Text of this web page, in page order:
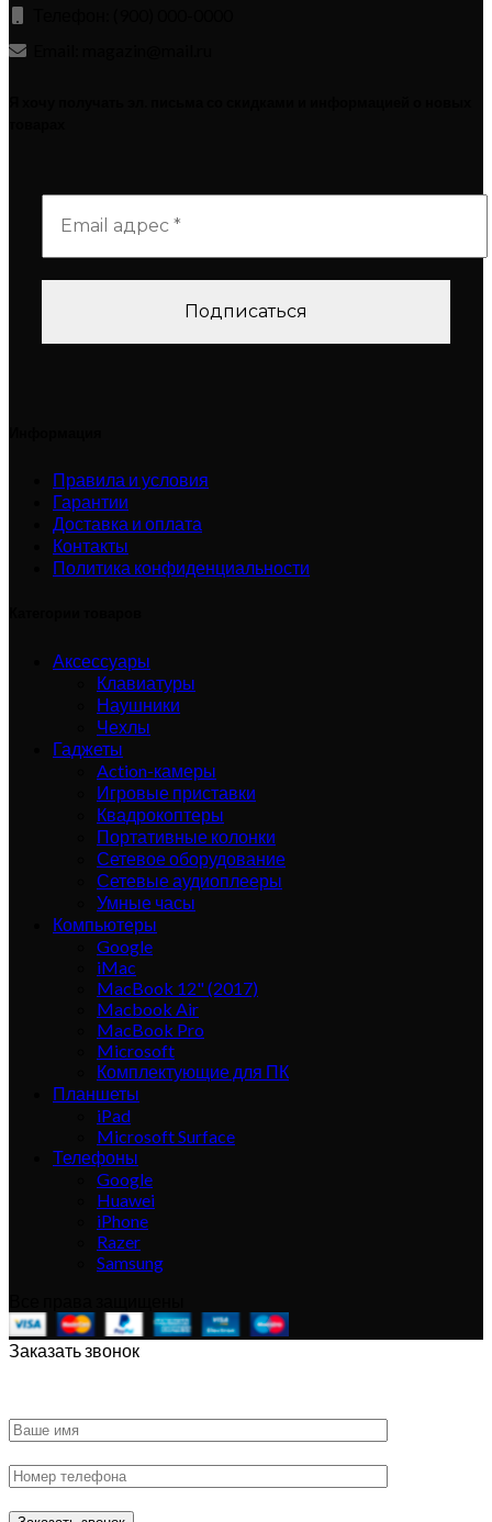
Правила и условия
Гарантии
Доставка и оплата
Контакты
Политика конфиденциальности
Аксессуары
Клавиатуры
Наушники
Чехлы
Гаджеты
Action-камеры
Игровые приставки
Квадрокоптеры
Портативные колонки
Сетевое оборудование
Сетевые аудиоплееры
Умные часы
Компьютеры
Google
iMac
MacBook 12" (2017)
Macbook Air
MacBook Pro
Microsoft
Комплектующие для ПК
Планшеты
iPad
Microsoft Surface
Телефоны
Google
Huawei
iPhone
Razer
Samsung
Заказать звонок